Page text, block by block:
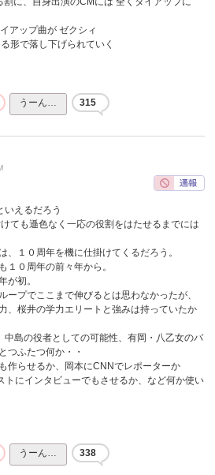
アップ曲が ゼクシィ
形で落し下げられていく
うーん… 315
いえるだろう
ても遜色なく一応の役割をはたせるまでには
、１０周年を機に仕掛けてくるだろう。
１０周年の前々年から。
が初。
ープでここまで伸びるとは思わなかったが、
、桜井の学力エリートと強みは持っていたか
中島の役者としての可能性、有岡・八乙女のバ
つふたつ何か・・
作らせるか、岡本にCNNでレポーターか
トにインタビューでもさせるか、など何か使い
うーん… 338